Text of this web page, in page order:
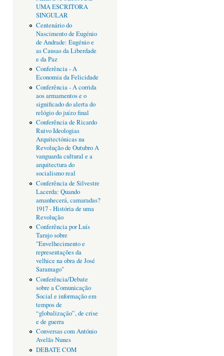
UMA ESCRITORA
SINGULAR
Centenário do
Nascimento de Eugénio
de Andrade: Eugénio e
as Causas da Liberdade
e da Paz
Conferência - A
Economia da Felicidade
Conferência - A corrida
aos armamentos e o
significado do alerta do
relógio do juízo final
Conferência de Ricardo
Ruivo Ideologias
Arquitectónicas na
Revolução de Outubro A
vanguarda cultural e a
arquitectura do
socialismo real
Conferência de Silvestre
Lacerda: Quando
amanhecerá, camaradas?
1917 - História de uma
Revolução
Conferência por Luís
Tarujo sobre
"Envelhecimento e
representações da
velhice na obra de José
Saramago"
Conferência/Debate
sobre a Comunicação
Social e informação em
tempos de
“globalização”, de crise
e de guerra
Conversas com António
Avelãs Nunes
DEBATE COM